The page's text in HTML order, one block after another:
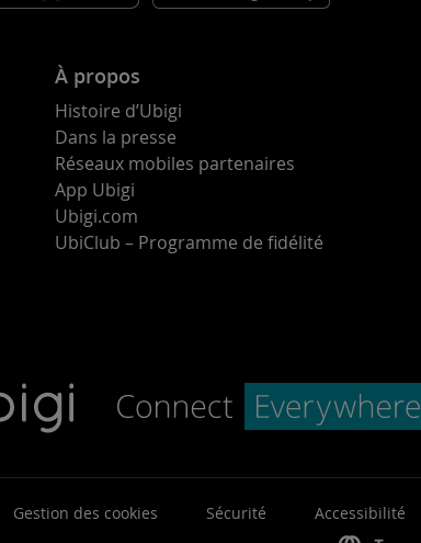
À propos
Histoire d’Ubigi
Dans la presse
Réseaux mobiles partenaires
App Ubigi
Ubigi.com
UbiClub – Programme de fidélité
Gestion des cookies Sécurité Accessibilité